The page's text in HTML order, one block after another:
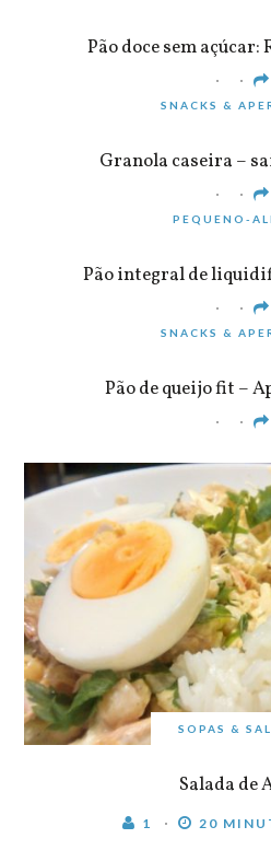
Pão doce sem açúcar:
SNACKS &
Granola caseira –
PEQUENO-
Pão integral de
SNACKS &
Pão de queijo fit –
SOPAS &
Salada de
1 20